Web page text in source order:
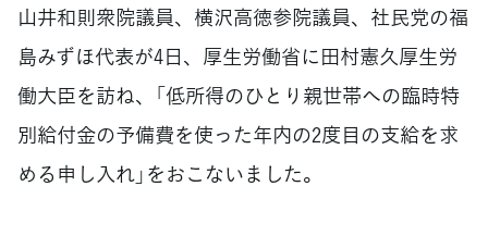
山井和則衆院議員、横沢高徳参院議員、社民党の福
島みずほ代表が4日、厚生労働省に田村憲久厚生労
働大臣を訪ね、「低所得のひとり親世帯への臨時特
別給付金の予備費を使った年内の2度目の支給を求
める申し入れ」をおこないました。